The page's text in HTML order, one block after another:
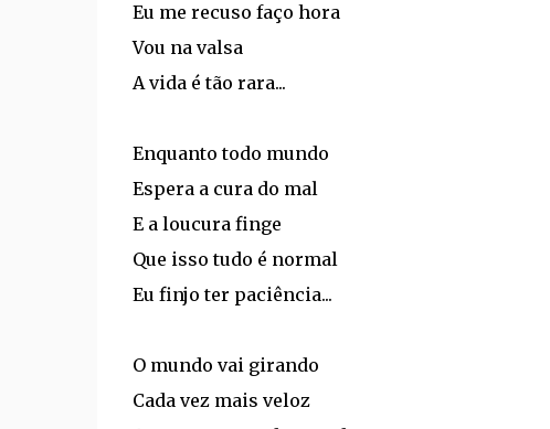
Eu me recuso faço hora
Vou na valsa
A vida é tão rara...
Enquanto todo mundo
Espera a cura do mal
E a loucura finge
Que isso tudo é normal
Eu finjo ter paciência...
O mundo vai girando
Cada vez mais veloz